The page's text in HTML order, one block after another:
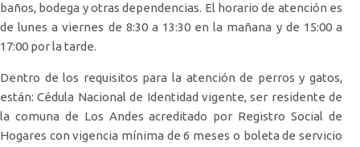
baños, bodega y otras dependencias. El horario de atención es
de lunes a viernes de 8:30 a 13:30 en la mañana y de 15:00 a
17:00 por la tarde.
Dentro de los requisitos para la atención de perros y gatos,
están: Cédula Nacional de Identidad vigente, ser residente de
la comuna de Los Andes acreditado por Registro Social de
Hogares con vigencia mínima de 6 meses o boleta de servicio